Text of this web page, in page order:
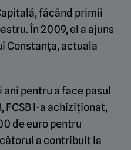
făcând primii
În 2009, el a ajuns
Constanța, actuala
pentru a face pasul
FCSB l-a achiziționat,
de euro pentru
a contribuit la